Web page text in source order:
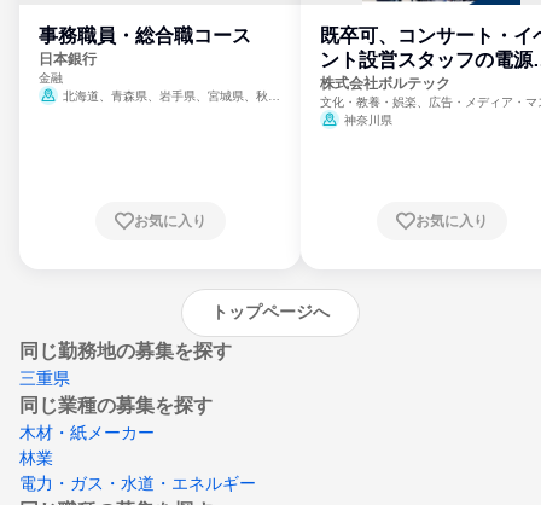
事務職員・総合職コース
日本銀行
金融
北海道、青森県、岩手県、宮城県、秋田
崎県、熊本県、大分県、宮崎県、鹿児島県、
お気に入り
既卒可、コンサート・イ
ント設営スタッフの電源
門
株式会社ボルテック
文化・教養・娯楽、広告・メディア・マ
ミ、電力・ガス・水道・エネルギー
神奈川県
お気に入り
トップページへ
同じ勤務地の募集を探す
三重県
同じ業種の募集を探す
木材・紙メーカー
林業
電力・ガス・水道・エネルギー